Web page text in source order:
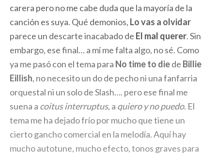
carera pero no me cabe duda que la mayoría de la
canción es suya. Qué demonios, Lo vas a olvidar
parece un descarte inacabado de El mal querer. Sin
embargo, ese final… a mí me falta algo, no sé. Como
ya me pasó con el tema para No time to diede Billie
Eillish, no necesito un do de pecho ni una fanfarria
orquestal ni un solo de Slash…. pero ese final me
suena a coitus interruptus, a quiero y no puedo. El
tema me ha dejado frío por mucho que tiene un
cierto gancho comercial en la melodía. Aquí hay
mucho autotune, mucho efecto, tonos graves para